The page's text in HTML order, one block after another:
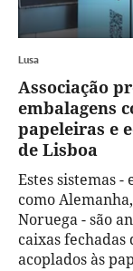
Lusa
Associação
embalagens
papeleiras e
de Lisboa
Estes sistemas
como
Noruega - são
caixas
acoplados às